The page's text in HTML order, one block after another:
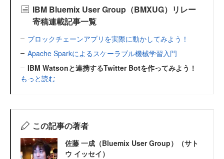
IBM Bluemix User Group（BMXUG）リレー
寄稿連載記事一覧
ブロックチェーンアプリを実際に動かしてみよう！
Apache Sparkによるスケーラブル機械学習入門
IBM Watsonと連携するTwitter Botを作ってみよう！
もっと読む
この記事の著者
佐藤 一成（Bluemix User Group）（サト
ウ イッセイ）